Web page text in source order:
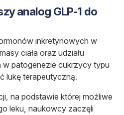
analog GLP-1 do
inkretynowych w
ciała oraz udziału
w patogenezie cukrzycy typu
lukę terapeutyczną.
na podstawie której możliwe
leku, naukowcy zaczęli